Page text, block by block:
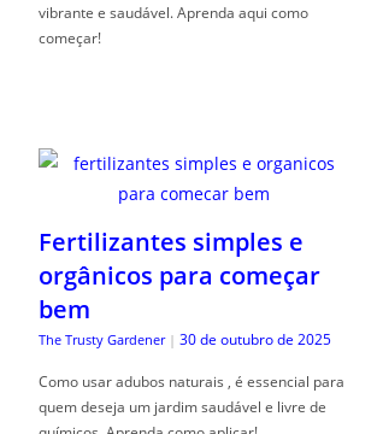
vibrante e saudável. Aprenda aqui como
começar!
Fertilizantes simples e
orgânicos para começar
bem
The Trusty Gardener | 30 de outubro de 2025
Como usar adubos naturais , é essencial para
quem deseja um jardim saudável e livre de